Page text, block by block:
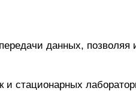
удовлетворяющий потребности как мобильных специалистов, так